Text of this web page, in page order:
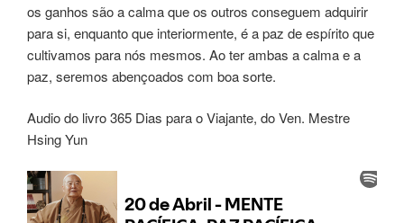
os ganhos são a calma que os outros conseguem adquirir
para si, enquanto que interiormente, é a paz de espírito que
cultivamos para nós mesmos. Ao ter ambas a calma e a
paz, seremos abençoados com boa sorte.
Audio do livro 365 Dias para o Viajante, do Ven. Mestre
Hsing Yun